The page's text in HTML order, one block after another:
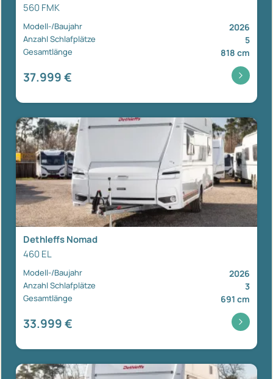
560 FMK
Modell-/Baujahr 2026
Anzahl Schlafplätze 5
Gesamtlänge 818 cm
37.999 €
Dethleffs Nomad
460 EL
Modell-/Baujahr 2026
Anzahl Schlafplätze 3
Gesamtlänge 691 cm
33.999 €